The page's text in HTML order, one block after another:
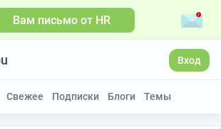
Вам письмо от HR
Вход
Свежее Подписки Блоги Темы